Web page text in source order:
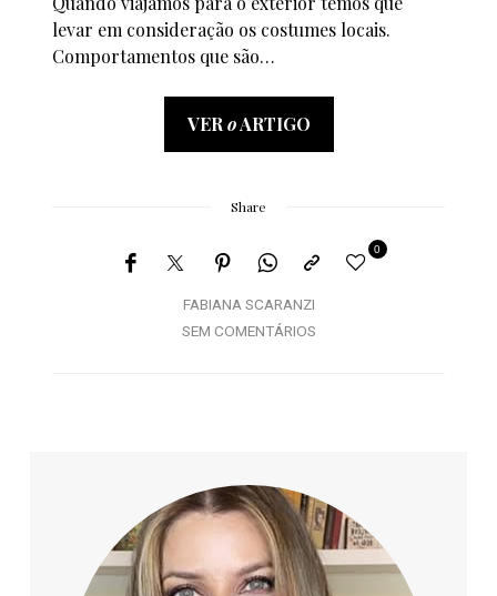
levar em consideração os costumes locais.
Comportamentos que são…
VER oARTIGO
Share
FABIANA SCARANZI
0
SEM COMENTÁRIOS